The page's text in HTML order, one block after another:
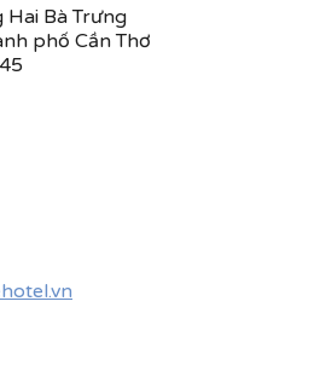
Hai Bà Trưng
phố Cần Thơ